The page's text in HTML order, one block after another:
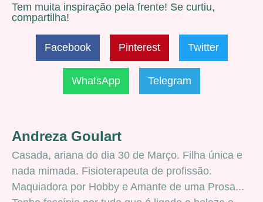
Tem muita inspiração pela frente! Se curtiu,
compartilha!
Facebook Pinterest Twitter
WhatsApp Telegram
Andreza Goulart
Casada, ariana do dia 30 de Março. Filha única e
nada mimada. Fisioterapeuta de profissão.
Maquiadora por Hobby e Amante de uma Prosa...